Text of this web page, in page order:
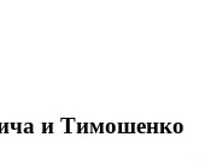
и Тимошенко